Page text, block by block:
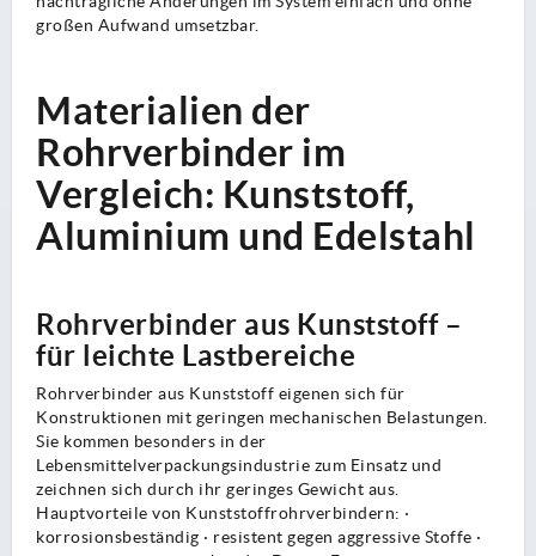
großen Aufwand umsetzbar.
Materialien der
Rohrverbinder im
Vergleich: Kunststoff,
Aluminium und Edelstahl
Rohrverbinder aus Kunststoff –
für leichte Lastbereiche
Rohrverbinder aus Kunststoff eigenen sich für
Konstruktionen mit geringen mechanischen Belastungen.
Sie kommen besonders in der
Lebensmittelverpackungsindustrie zum Einsatz und
zeichnen sich durch ihr geringes Gewicht aus.
Hauptvorteile von Kunststoffrohrverbindern: ·
korrosionsbeständig · resistent gegen aggressive Stoffe ·